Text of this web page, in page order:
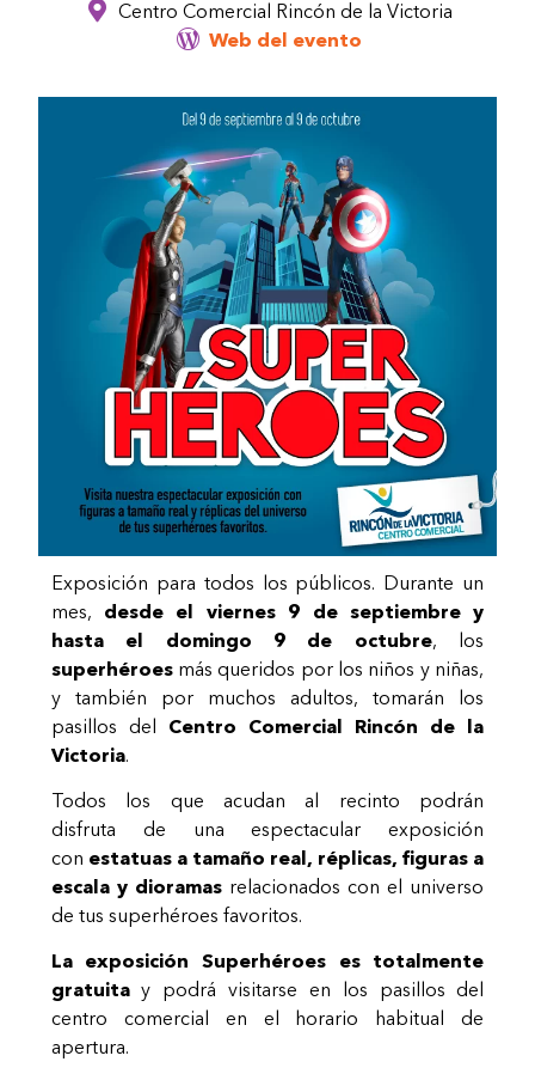
Centro Comercial Rincón de la Victoria
Web del evento
Exposición para todos los públicos. Durante un
mes, desde el viernes 9 de septiembre y
hasta el domingo 9 de octubre, los
superhéroesmás queridos por los niños y niñas,
y también por muchos adultos, tomarán los
pasillos del Centro Comercial Rincón de la
Victoria.
Todos los que acudan al recinto podrán
disfruta de una espectacular exposición
con estatuas a tamaño real, réplicas, figuras a
escala y dioramasrelacionados con el universo
de tus superhéroes favoritos.
La exposición Superhéroes es totalmente
gratuitay podrá visitarse en los pasillos del
centro comercial en el horario habitual de
apertura.